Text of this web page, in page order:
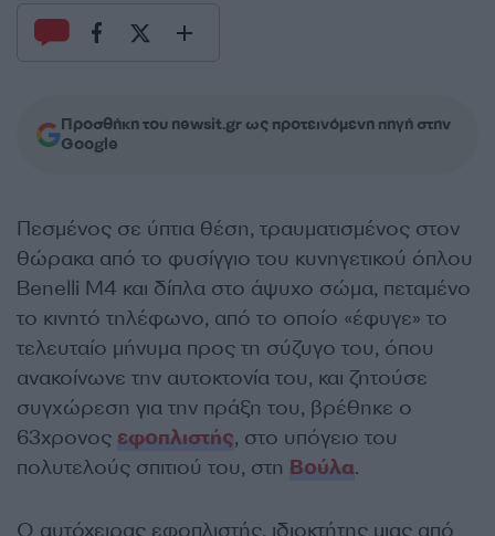
Προσθήκη του newsit.gr ως προτεινόμενη πηγή στην
Google
Πεσμένος σε ύπτια θέση, τραυματισμένος στον
θώρακα από το φυσίγγιο του κυνηγετικού όπλου
Benelli M4 και δίπλα στο άψυχο σώμα, πεταμένο
το κινητό τηλέφωνο, από το οποίο «έφυγε» το
τελευταίο μήνυμα προς τη σύζυγο του, όπου
ανακοίνωνε την αυτοκτονία του, και ζητούσε
συγχώρεση για την πράξη του, βρέθηκε ο
63χρονος εφοπλιστής, στο υπόγειο του
πολυτελούς σπιτιού του, στη Βούλα.
Ο αυτόχειρας εφοπλιστής, ιδιοκτήτης μιας από